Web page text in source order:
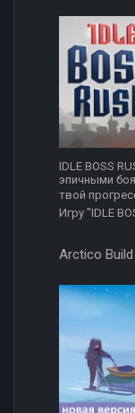
IDLE BOSS
эпичными
твой
Игру "IDLE
Arctico